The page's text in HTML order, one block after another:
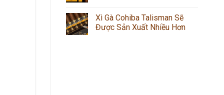
Xì Gà Cohiba Talisman Sẽ
Được Sản Xuất Nhiều Hơn